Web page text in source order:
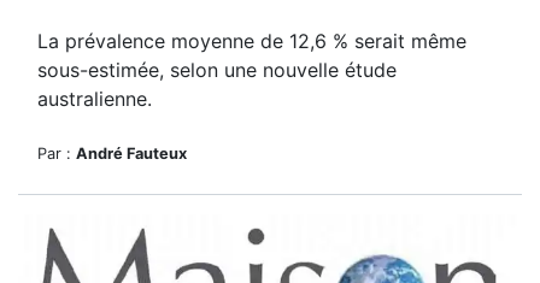
La prévalence moyenne de 12,6 % serait même
sous-estimée, selon une nouvelle étude
australienne.
Par : André Fauteux